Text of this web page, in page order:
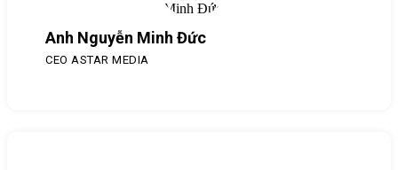
Anh Nguyễn Minh Đức
CEO ASTAR MEDIA